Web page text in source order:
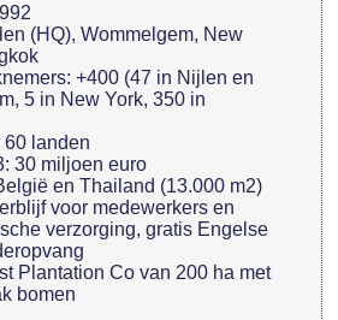
(HQ), Wommelgem, New
+400 (47 in Nijlen en
5 in New York, 350 in
60 landen
30 miljoen euro
en Thailand (13.000 m2)
voor medewerkers en
verzorging, gratis Engelse
Plantation Co van 200 ha met
bomen